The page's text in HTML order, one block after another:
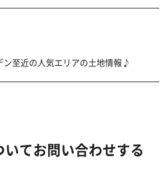
ン至近の人気エリアの土地情報♪
いてお問い合わせする